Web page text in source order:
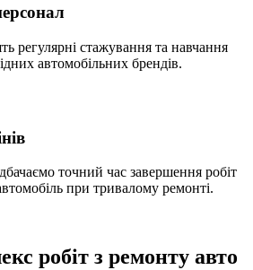
регулярні стажування та навчання
автомобільних брендів.
точний час завершення робіт
при тривалому ремонті.
робіт з ремонту авто